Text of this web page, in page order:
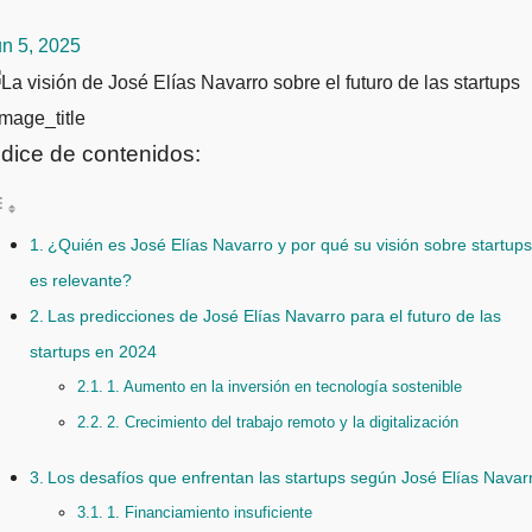
5, 2025
de contenidos:
¿Quién es José Elías Navarro y por qué su visión sobre startups
es relevante?
Las predicciones de José Elías Navarro para el futuro de las
startups en 2024
1. Aumento en la inversión en tecnología sostenible
2. Crecimiento del trabajo remoto y la digitalización
Los desafíos que enfrentan las startups según José Elías
1. Financiamiento insuficiente